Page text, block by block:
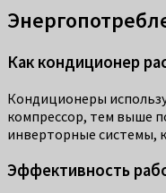
Как кондиционер
Кондиционеры
компрессор, тем выше
инверторные системы,
Эффективность